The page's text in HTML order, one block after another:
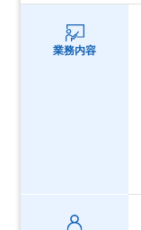
業務内容